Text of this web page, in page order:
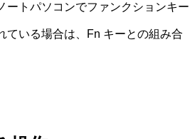
ートパソコンでファンクションキー
ている場合は、Fn キーとの組み合